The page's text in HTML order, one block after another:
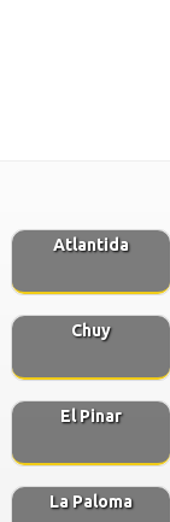
Atlantida
Chuy
El Pinar
La Paloma